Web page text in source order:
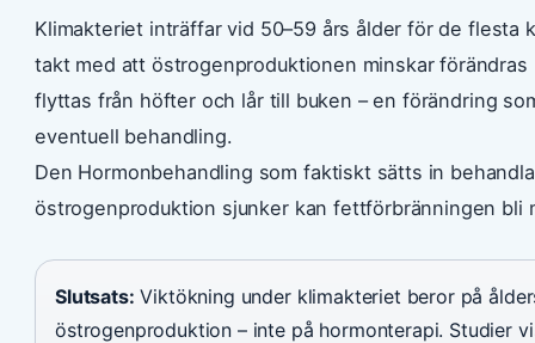
Klimakteriet inträffar vid 50–59 års ålder för de flesta
takt med att östrogenproduktionen minskar
flyttas från höfter och lår till buken – en förändring
eventuell behandling.
Den Hormonbehandling som faktiskt sätts in
östrogenproduktion sjunker kan fettförbränningen bli
Slutsats: Viktökning under klimakteriet beror på
östrogenproduktion – inte på hormonterapi. Studier